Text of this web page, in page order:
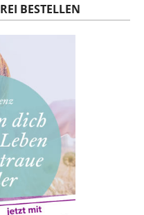
BESTELLEN